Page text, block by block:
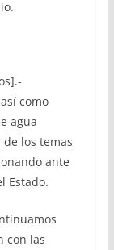
como
agua
los temas
ante
Estado.
con las